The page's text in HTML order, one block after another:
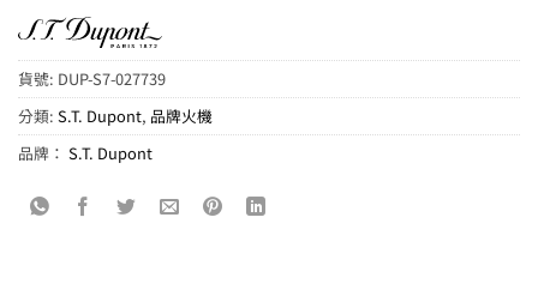
貨號: DUP-S7-027739
分類: S.T. Dupont, 品牌火機
品牌： S.T. Dupont